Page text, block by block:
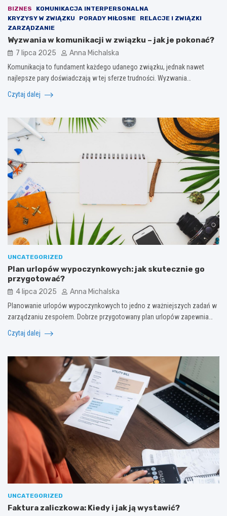
BIZNES
KOMUNIKACJA INTERPERSONALNA
KRYZYSY W ZWIĄZKU
PORADY MIŁOSNE
RELACJE I ZWIĄZKI
ZARZĄDZANIE
Wyzwania w komunikacji w związku – jak je pokonać?
7 lipca 2025 Anna Michalska
Komunikacja to fundament każdego udanego związku, jednak nawet
najlepsze pary doświadczają w tej sferze trudności. Wyzwania…
Czytaj dalej
UNCATEGORIZED
Plan urlopów wypoczynkowych: jak skutecznie go
przygotować?
4 lipca 2025 Anna Michalska
Planowanie urlopów wypoczynkowych to jedno z ważniejszych zadań w
zarządzaniu zespołem. Dobrze przygotowany plan urlopów zapewnia…
Czytaj dalej
UNCATEGORIZED
Faktura zaliczkowa: Kiedy i jak ją wystawić?